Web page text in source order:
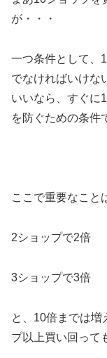
が・・・
一つ条件として、
でなければいけな
いいなら、すぐに
を防ぐための条件
ここで重要なこと
2ショップで2倍
3ショップで3倍
と、10倍までは増
プ以上買い回って